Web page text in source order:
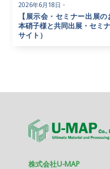
2026年6月18日 ・
【展示会・セミナー出展
本硝子様と共同出展・セミ
サイト）
株式会社U-MAP